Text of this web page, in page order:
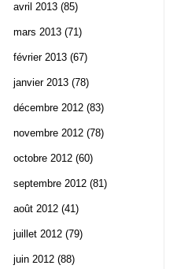
avril 2013 (85)
mars 2013 (71)
février 2013 (67)
janvier 2013 (78)
décembre 2012 (83)
novembre 2012 (78)
octobre 2012 (60)
septembre 2012 (81)
août 2012 (41)
juillet 2012 (79)
juin 2012 (88)